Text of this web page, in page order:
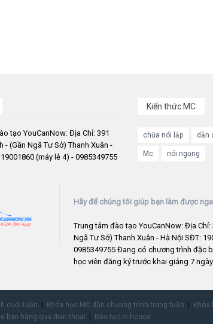
tạo YouCanNow: Địa Chỉ: 391
- (Gần Ngã Tư Sở) Thanh Xuân -
(máy lẻ 4) - 0985349755
Kiến thức MC
chữa nói lắp dẫn
Mc nói ngọng
Hãy để chúng tôi giúp bạn làm được
Trung tâm đào tạo YouCanNow: Địa Chỉ:
Ngã Tư Sở) Thanh Xuân - Hà Nội SĐT:
0985349755 Đang có chương trình đặc
học viên đăng ký trước khai giảng 7 ngày.
cuối tuần Khóa học MC dẫn chương trình trong tuần Khóa
bán hàng qua điện thoại Đào tạo In-house